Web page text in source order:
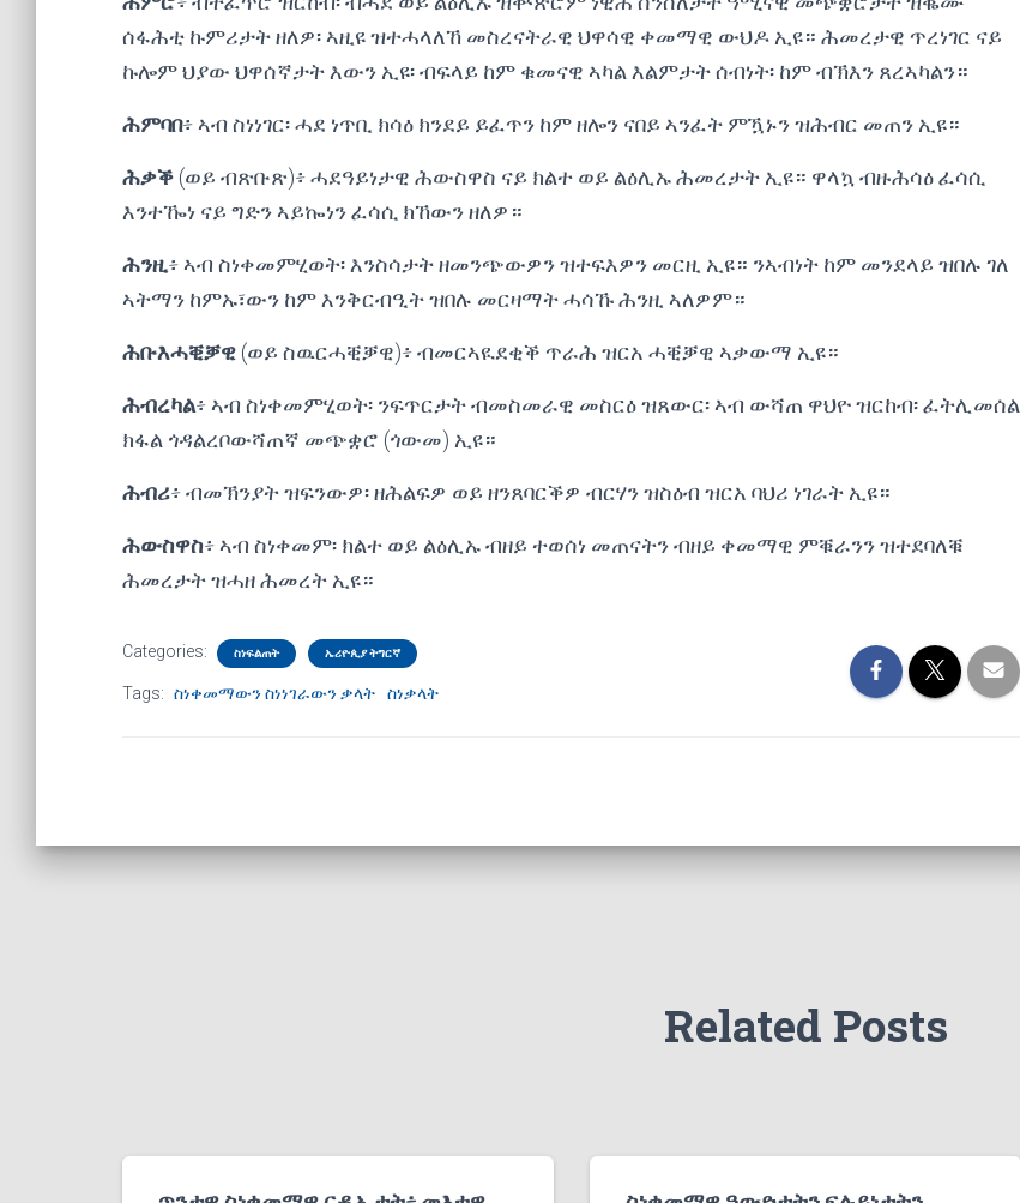
ሰፋሕቲ ኩምሪታት ዘለዎ፡ ኣዚዩ ዝተሓላለኸ መስረናትራዊ ህዋሳዊ ቀመማዊ ውህዶ ኢዩ። ሕመረታዊ ጥረነገር ናይ
ኩሎም ህያው ህዋሰኛታት እውን ኢዩ፡ ብፍላይ ከም ቁመናዊ ኣካል እልምታት ሰብነት፡ ከም ብኽእን ጸረኣካልን።
ሕምባበ፥ ኣብ ስነነገር፡ ሓደ ነጥቢ ክሳዕ ክንደይ ይፈጥን ከም ዘሎን ናበይ ኣንፈት ምዃኑን ዝሕብር መጠን ኢዩ።
ሕቃቕ (ወይ ብጽቡጽ)፥ ሓደዓይነታዊ ሕውስዋስ ናይ ክልተ ወይ ልዕሊኡ ሕመረታት ኢዩ። ዋላኳ ብዙሕሳዕ ፈሳሲ
እንተዀነ ናይ ግድን ኣይኰነን ፈሳሲ ክኸውን ዘለዎ።
ሕንዚ፥ ኣብ ስነቀመምሂወት፡ እንስሳታት ዘመንጭውዎን ዝተፍእዎን መርዚ ኢዩ። ንኣብነት ከም መንደላይ ዝበሉ ገለ
ኣትማን ከምኡ፣ውን ከም እንቅርብዒት ዝበሉ መርዛማት ሓሳኹ ሕንዚ ኣለዎም።
ሕቡእሓቒቓዊ (ወይ ስዉርሓቒቓዊ)፥ ብመርኣዪደቂቕ ጥራሕ ዝርአ ሓቒቓዊ ኣቃውማ ኢዩ።
ሕብረካል፥ ኣብ ስነቀመምሂወት፡ ንፍጥርታት ብመስመራዊ መስርዕ ዝጸውር፡ ኣብ ውሻጠ ዋህዮ ዝርከብ፡ ፈትሊመሰል
ክፋል ጎዳልረቦውሻጠኛ መጭቋሮ (ጎውመ) ኢዩ።
ሕብሪ፥ ብመኽንያት ዝፍንውዎ፡ ዘሕልፍዎ ወይ ዘንጸባርቕዎ ብርሃን ዝስዕብ ዝርአ ባህሪ ነገራት ኢዩ።
ሕውስዋስ፥ ኣብ ስነቀመም፡ ክልተ ወይ ልዕሊኡ ብዘይ ተወሰነ መጠናትን ብዘይ ቀመማዊ ምቑራንን ዝተደባለቑ
ሕመረታት ዝሓዘ ሕመረት ኢዩ።
Categories: ስነፍልጠት ኤሪዮጲያ ትግርኛ
Tags: ስነቀመማውን ስነነገራውን ቃላት ስነቃላት
Related Posts